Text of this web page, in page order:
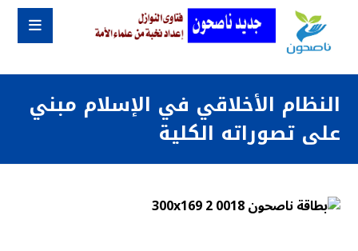
النظام الأخلاقي في الإسلام مبني
على تصوراته الكلية